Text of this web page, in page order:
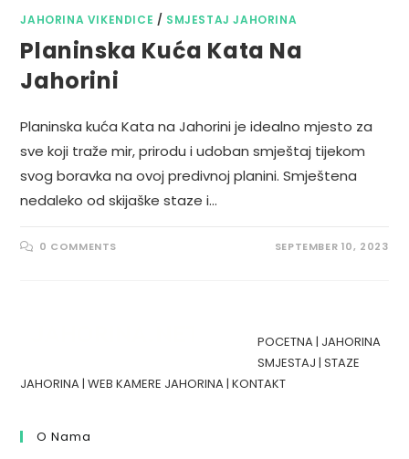
JAHORINA VIKENDICE / SMJESTAJ JAHORINA
Planinska Kuća Kata Na
Jahorini
Planinska kuća Kata na Jahorini je idealno mjesto za
sve koji traže mir, prirodu i udoban smještaj tijekom
svog boravka na ovoj predivnoj planini. Smještena
nedaleko od skijaške staze i…
0 COMMENTS SEPTEMBER 10, 2023
POCETNA | JAHORINA
SMJESTAJ |STAZE
JAHORINA |WEB KAMERE JAHORINA |KONTAKT
O Nama